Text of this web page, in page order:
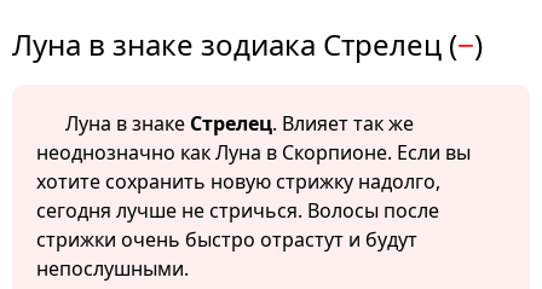
Луна в знаке зодиака Стрелец (−)
Луна в знаке Стрелец. Влияет так же
неоднозначно как Луна в Скорпионе. Если вы
хотите сохранить новую стрижку надолго,
сегодня лучше не стричься. Волосы после
стрижки очень быстро отрастут и будут
непослушными.